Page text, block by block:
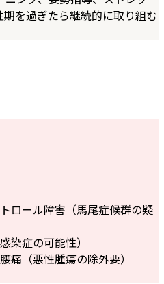
を過ぎたら継続的に取り組む
ロール障害（馬尾症候群の疑
染症の可能性）
痛（悪性腫瘍の除外要）